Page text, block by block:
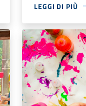
LEGGI DI PIÙ